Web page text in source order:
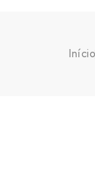
Início